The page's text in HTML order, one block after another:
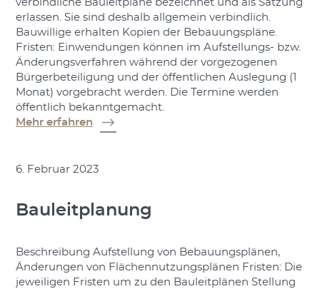
verbindliche Bauleitpläne bezeichnet und als Satzung
erlassen. Sie sind deshalb allgemein verbindlich.
Bauwillige erhalten Kopien der Bebauungspläne.
Fristen: Einwendungen können im Aufstellungs- bzw.
Änderungsverfahren während der vorgezogenen
Bürgerbeteiligung und der öffentlichen Auslegung (1
Monat) vorgebracht werden. Die Termine werden
öffentlich bekanntgemacht.
Mehr erfahren
6. Februar 2023
Bauleitplanung
Beschreibung Aufstellung von Bebauungsplänen,
Änderungen von Flächennutzungsplänen Fristen: Die
jeweiligen Fristen um zu den Bauleitplänen Stellung